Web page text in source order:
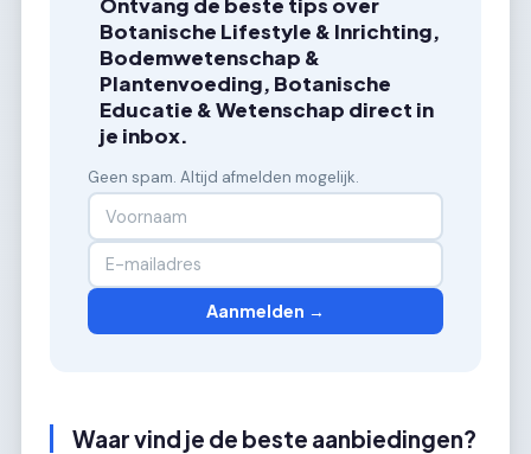
Ontvang de beste tips over
Botanische Lifestyle & Inrichting,
Bodemwetenschap &
Plantenvoeding, Botanische
Educatie & Wetenschap direct in
je inbox.
Geen spam. Altijd afmelden mogelijk.
Aanmelden →
Waar vind je de beste aanbiedingen?